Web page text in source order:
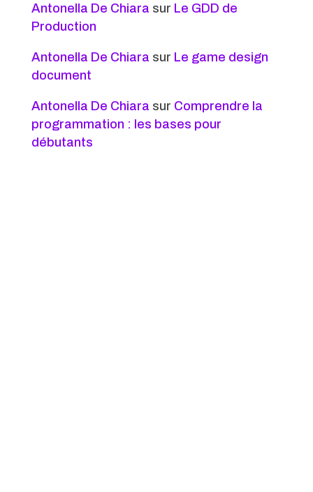
Antonella De Chiara sur Le GDD de
Production
Antonella De Chiara sur Le game design
document
Antonella De Chiara sur Comprendre la
programmation : les bases pour
débutants